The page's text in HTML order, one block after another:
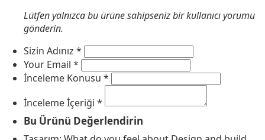
Lütfen yalnızca bu ürüne sahipseniz bir kullanıcı yorumu
gönderin.
Sizin Adınız *
Your Email *
İnceleme Konusu *
İnceleme İçeriği *
Bu Ürünü Değerlendirin